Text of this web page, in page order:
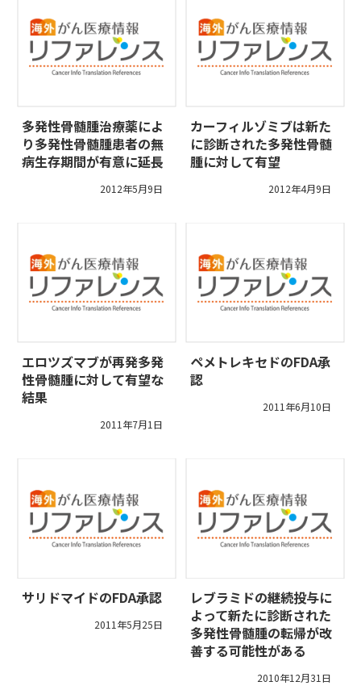
多発性骨髄腫治療薬によ
り多発性骨髄腫患者の無
病生存期間が有意に延長
2012年5月9日
カーフィルゾミブは新た
に診断された多発性骨髄
腫に対して有望
2012年4月9日
エロツズマブが再発多発
性骨髄腫に対して有望な
結果
2011年7月1日
ペメトレキセドのFDA承
認
2011年6月10日
サリドマイドのFDA承認
2011年5月25日
レブラミドの継続投与に
よって新たに診断された
多発性骨髄腫の転帰が改
善する可能性がある
2010年12月31日